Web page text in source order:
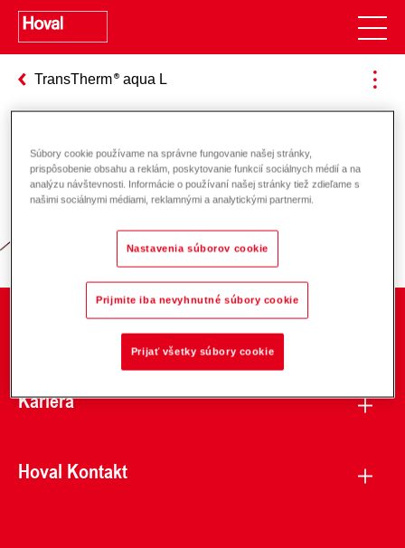
TransTherm aqua L
Zodpovednosť za energiu a životné
prostredie
O spoločnosti
Kariéra
Hoval Kontakt
Súbory cookie používame na správne fungovanie našej stránky,
prispôsobenie obsahu a reklám, poskytovanie funkcií sociálnych médií a na
analýzu návštevnosti. Informácie o používaní našej stránky tiež zdieľame s
našimi sociálnymi médiami, reklamnými a analytickými partnermi.
Nastavenia súborov cookie
Prijmite iba nevyhnutné súbory cookie
Prijať všetky súbory cookie